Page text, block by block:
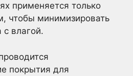
применяется только
чтобы минимизировать
с влагой.
покрытия для